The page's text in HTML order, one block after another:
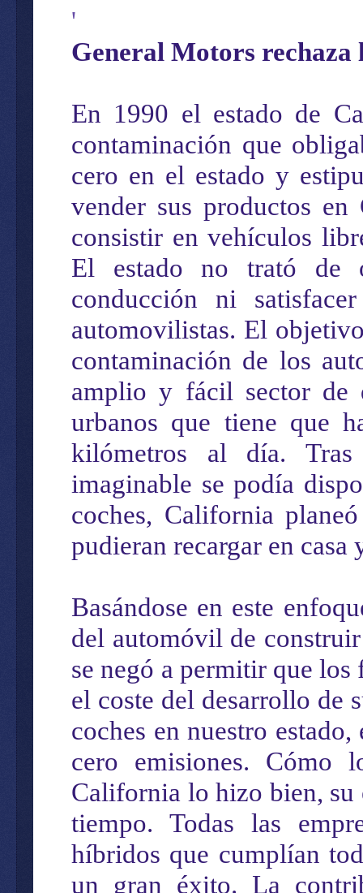
'
General Motors rechaza
En 1990 el estado de
contaminación que
cero en el estado y
vender sus productos
consistir en vehículos
El estado no trató de
conducción ni
automovilistas. El
contaminación de los
amplio y fácil sector de
urbanos que tiene que
kilómetros al día. Tras
imaginable se podía
coches, California
pudieran recargar en casa
Basándose en este
del automóvil de
se negó a permitir que
el coste del desarrollo de
coches en nuestro
cero emisiones. Cómo
California lo hizo bien,
tiempo. Todas las
híbridos que cumplían
un gran éxito. La